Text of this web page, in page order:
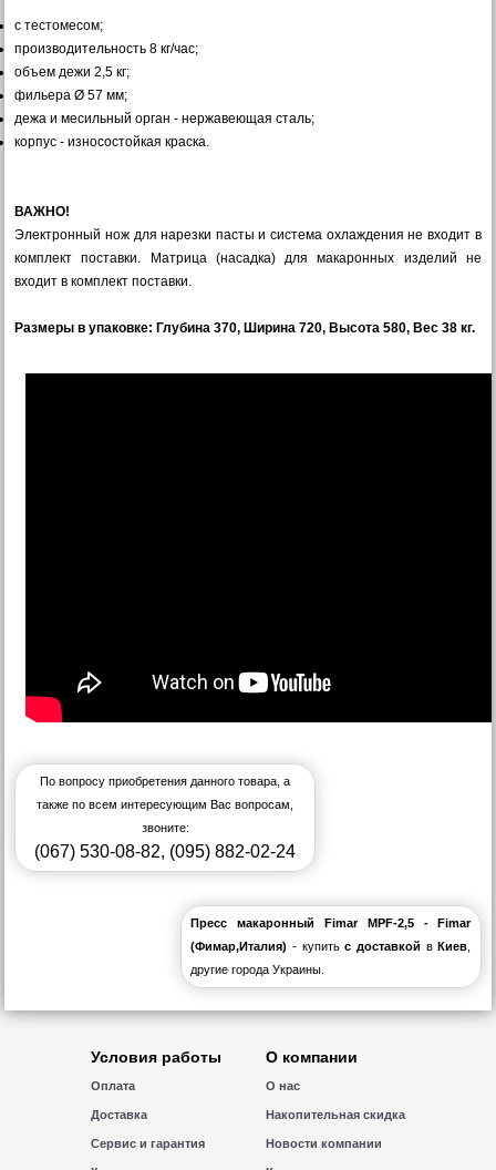
с тестомесом;
производительность 8 кг/час;
объем дежи 2,5 кг;
фильера Ø 57 мм;
дежа и месильный орган - нержавеющая сталь;
корпус - износостойкая краска.
ВАЖНО!
Электронный нож для нарезки пасты и система охлаждения не входит в
комплект поставки. Матрица (насадка) для макаронных изделий не
входит в комплект поставки.
Размеры в упаковке: Глубина 370, Ширина 720, Высота 580, Вес 38 кг.
По вопросу приобретения данного товара, а
также по всем интересующим Вас вопросам,
звоните:
(067) 530-08-82, (095) 882-02-24
Пресс макаронный Fimar MPF-2,5 - Fimar
(Фимар,Италия)- купитьс доставкой вКиев
другие города Украины.
Условия работы
Оплата
Доставка
Сервис и гарантия
О компании
О нас
Накопительная скидка
Новости компании